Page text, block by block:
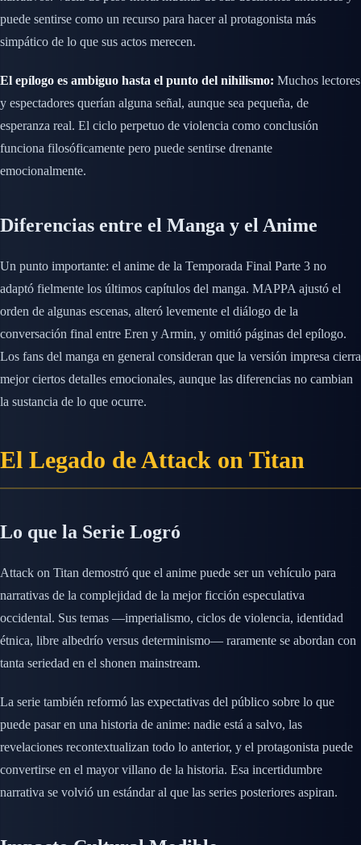
puede sentirse como un recurso para hacer al protagonista más
simpático de lo que sus actos merecen.
El epílogo es ambiguo hasta el punto del nihilismo: Muchos lectores
y espectadores querían alguna señal, aunque sea pequeña, de
esperanza real. El ciclo perpetuo de violencia como conclusión
funciona filosóficamente pero puede sentirse drenante
emocionalmente.
Diferencias entre el Manga y el Anime
Un punto importante: el anime de la Temporada Final Parte 3 no
adaptó fielmente los últimos capítulos del manga. MAPPA ajustó el
orden de algunas escenas, alteró levemente el diálogo de la
conversación final entre Eren y Armin, y omitió páginas del epílogo.
Los fans del manga en general consideran que la versión impresa cierra
mejor ciertos detalles emocionales, aunque las diferencias no cambian
la sustancia de lo que ocurre.
El Legado de Attack on Titan
Lo que la Serie Logró
Attack on Titan demostró que el anime puede ser un vehículo para
narrativas de la complejidad de la mejor ficción especulativa
occidental. Sus temas —imperialismo, ciclos de violencia, identidad
étnica, libre albedrío versus determinismo— raramente se abordan con
tanta seriedad en el shonen mainstream.
La serie también reformó las expectativas del público sobre lo que
puede pasar en una historia de anime: nadie está a salvo, las
revelaciones recontextualizan todo lo anterior, y el protagonista puede
convertirse en el mayor villano de la historia. Esa incertidumbre
narrativa se volvió un estándar al que las series posteriores aspiran.